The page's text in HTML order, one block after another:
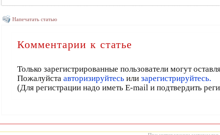
Напечатать статью
Комментарии к статье
Только зарегистрированные пользователи могут
Пожалуйста авторизируйтесьили зарегистрируйтесь.
(Для регистрации надо иметь E-mail и подтвердить